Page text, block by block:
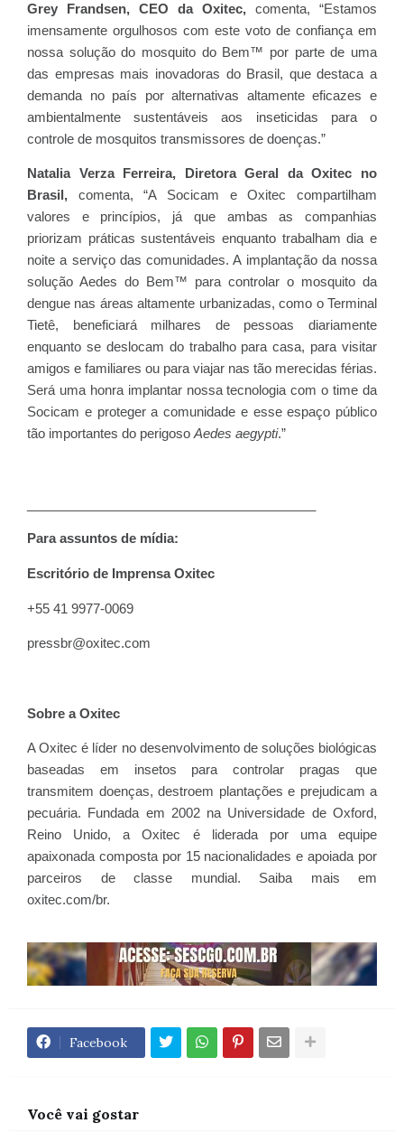
Grey Frandsen, CEO da Oxitec, comenta, “Estamos
imensamente orgulhosos com este voto de confiança em
nossa solução do mosquito do Bem™ por parte de uma
das empresas mais inovadoras do Brasil, que destaca a
demanda no país por alternativas altamente eficazes e
ambientalmente sustentáveis aos inseticidas para o
controle de mosquitos transmissores de doenças.”
Natalia Verza Ferreira, Diretora Geral da Oxitec no
Brasil, comenta, “A Socicam e Oxitec compartilham
valores e princípios, já que ambas as companhias
priorizam práticas sustentáveis enquanto trabalham dia e
noite a serviço das comunidades. A implantação da nossa
solução Aedes do Bem™ para controlar o mosquito da
dengue nas áreas altamente urbanizadas, como o Terminal
Tietê, beneficiará milhares de pessoas diariamente
enquanto se deslocam do trabalho para casa, para visitar
amigos e familiares ou para viajar nas tão merecidas férias.
Será uma honra implantar nossa tecnologia com o time da
Socicam e proteger a comunidade e esse espaço público
tão importantes do perigosoAedes aegypti.”
Para assuntos de mídia:
Escritório de Imprensa Oxitec
+55 41 9977-0069
pressbr@oxitec.com
Sobre a Oxitec
A Oxitec é líder no desenvolvimento de soluções biológicas
baseadas em insetos para controlar pragas que
transmitem doenças, destroem plantações e prejudicam a
pecuária. Fundada em 2002 na Universidade de Oxford,
Reino Unido, a Oxitec é liderada por uma equipe
apaixonada composta por 15 nacionalidades e apoiada por
parceiros de classe mundial. Saiba mais em
oxitec.com/br.
Facebook
Você vai gostar